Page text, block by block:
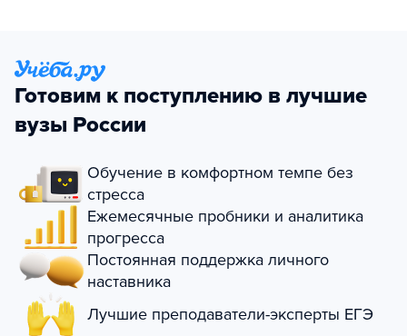
Готовим к поступлению в лучшие
вузы России
Обучение в комфортном темпе без
стресса
Ежемесячные пробники и аналитика
прогресса
Постоянная поддержка личного
наставника
Лучшие преподаватели-эксперты ЕГЭ